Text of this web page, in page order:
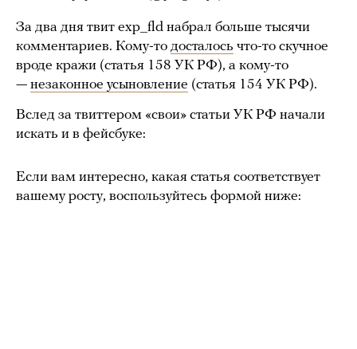
За два дня твит exp_fld набрал больше тысячи
комментариев. Кому-то досталось что-то скучное
вроде кражи (статья 158 УК РФ), а кому-то
— незаконное усыновление (статья 154 УК РФ).
Вслед за твиттером «свои» статьи УК РФ начали
искать и в фейсбуке:
Если вам интересно, какая статья соответствует
вашему росту, воспользуйтесь формой ниже: